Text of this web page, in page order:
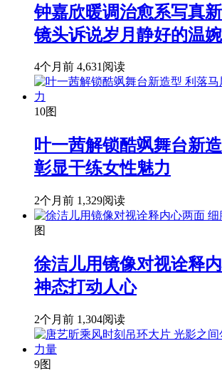
钟嘉欣暖调治愈系写真
镜头诉说岁月静好的温
4个月前 4,631阅读
10图
叶一茜解锁酷飒舞台新
彰显干练女性魅力
2个月前 1,329阅读
图
徐洁儿用镜像对视诠释
神态打动人心
2个月前 1,304阅读
9图